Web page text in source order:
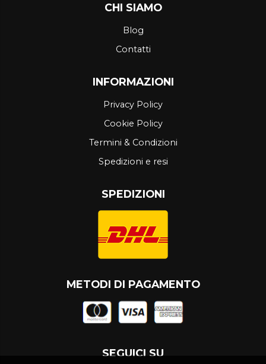
CHI SIAMO
Blog
Contatti
INFORMAZIONI
Privacy Policy
Cookie Policy
Termini & Condizioni
Spedizioni e resi
SPEDIZIONI
METODI DI PAGAMENTO
SEGUICI SU